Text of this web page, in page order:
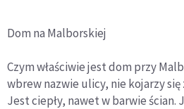
Dom na Malborskiej
Czym właściwie jest dom przy
wbrew nazwie ulicy, nie kojarzy
Jest ciepły, nawet w barwie